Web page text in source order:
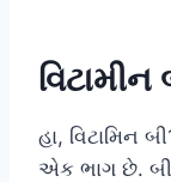
વિટામીન
હા, વિટામિન
એક ભાગ છે. બી